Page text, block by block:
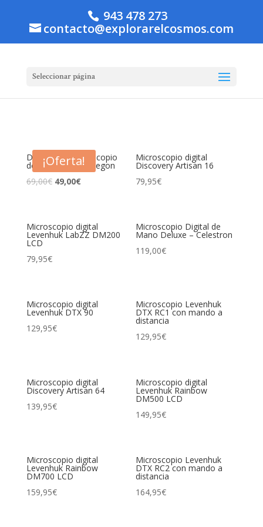
943 478 273
contacto@explorarelcosmos.com
Seleccionar página
¡Oferta!
DigitalView Microscopio
de mano USB Omegon
69,00€ 49,00€
Microscopio digital
Discovery Artisan 16
79,95€
Microscopio digital
Levenhuk LabZZ DM200
LCD
79,95€
Microscopio Digital de
Mano Deluxe – Celestron
119,00€
Microscopio digital
Levenhuk DTX 90
129,95€
Microscopio Levenhuk
DTX RC1 con mando a
distancia
129,95€
Microscopio digital
Discovery Artisan 64
139,95€
Microscopio digital
Levenhuk Rainbow
DM500 LCD
149,95€
Microscopio digital
Levenhuk Rainbow
DM700 LCD
159,95€
Microscopio Levenhuk
DTX RC2 con mando a
distancia
164,95€